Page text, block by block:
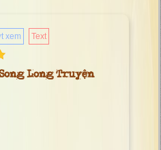
xem Text
Long Truyện